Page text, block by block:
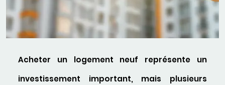
Acheter un logement neuf représente un
investissement important, mais plusieurs